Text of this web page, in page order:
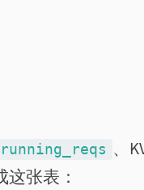
、
张表：